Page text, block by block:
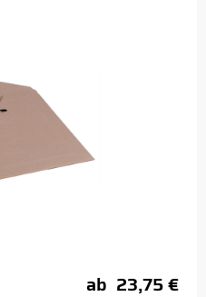
ab 23,75 €